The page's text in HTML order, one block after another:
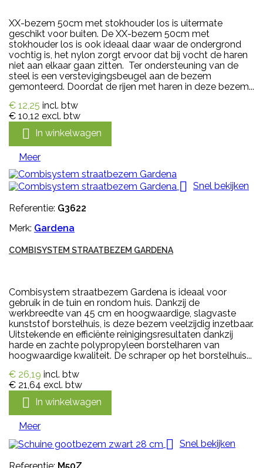
XX-bezem 50cm met stokhouder los is uitermate
geschikt voor buiten. De XX-bezem 50cm met
stokhouder los is ook ideaal daar waar de ondergrond
vochtig is, het nylon zorgt ervoor dat bij vocht de haren
niet aan elkaar gaan zitten. Ter ondersteuning van de
steel is een verstevigingsbeugel aan de bezem
gemonteerd. Doordat de rijen met haren in deze bezem...
€ 12,25 incl. btw
€ 10,12 excl. btw
 In winkelwagen
Meer
 Snel bekijken
Referentie: G3622
Merk: Gardena
COMBISYSTEM STRAATBEZEM GARDENA
Combisystem straatbezem Gardena is ideaal voor
gebruik in de tuin en rondom huis. Dankzij de
werkbreedte van 45 cm en hoogwaardige, slagvaste
kunststof borstelhuis, is deze bezem veelzijdig inzetbaar.
Uitstekende en efficiënte reinigingsresultaten dankzij
harde en zachte polypropyleen borstelharen van
hoogwaardige kwaliteit. De schraper op het borstelhuis...
€ 26,19 incl. btw
€ 21,64 excl. btw
 In winkelwagen
Meer
 Snel bekijken